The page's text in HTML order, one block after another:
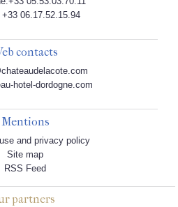
+33 06.17.52.15.94
contacts
hotel-dordogne.com
Mentions
and privacy policy
Site map
RSS Feed
partners